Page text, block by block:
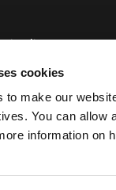
cookies
to make our
You can allow
information on
inteligente para
de carregamento
da
veículos eléctricos
dos nossos